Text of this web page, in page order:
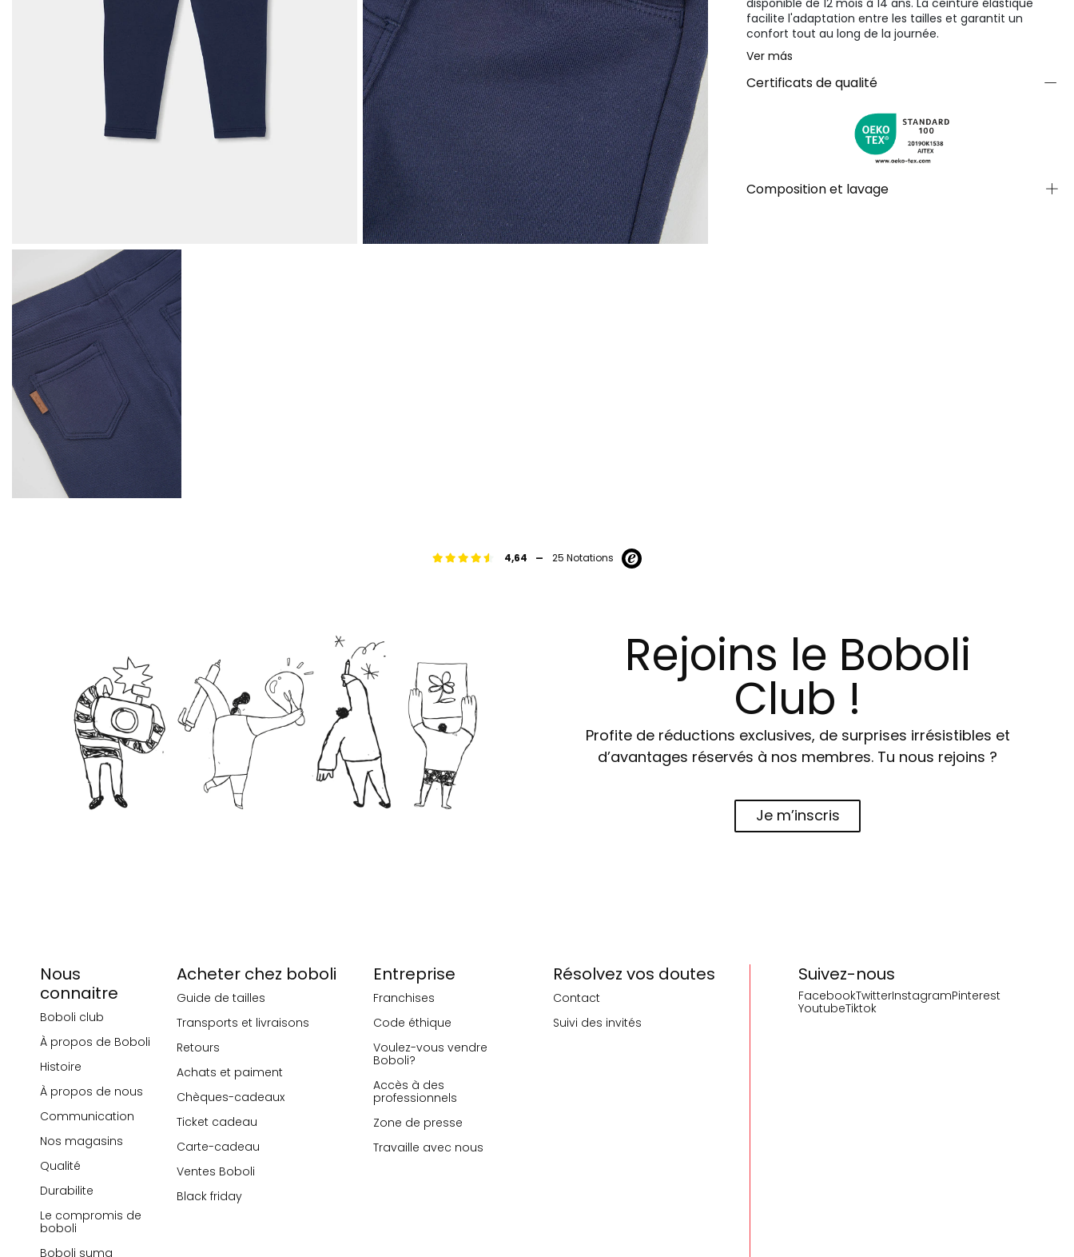
disponible de 12 mois à 14 ans. La ceinture élastique
facilite l'adaptation entre les tailles et garantit un
confort tout au long de la journée.
Ver más
Certificats de qualité
Composition et lavage
4,64 - 25 Notations
Rejoins le Boboli
Club !
Profite de réductions exclusives, de surprises irrésistibles et
d’avantages réservés à nos membres. Tu nous rejoins ?
Je m’inscris
Suivez-nous
FacebookTwitterInstagramPinterest
YoutubeTiktok
Nous
connaitre
Boboli club
À propos de Boboli
Histoire
À propos de nous
Communication
Nos magasins
Qualité
Durabilite
Le compromis de
boboli
Boboli suma
Acheter chez boboli
Guide de tailles
Transports et livraisons
Retours
Achats et paiment
Chèques-cadeaux
Ticket cadeau
Carte-cadeau
Ventes Boboli
Black friday
Entreprise
Franchises
Code éthique
Voulez-vous vendre
Boboli?
Accès à des
professionnels
Zone de presse
Travaille avec nous
Résolvez vos doutes
Contact
Suivi des invités